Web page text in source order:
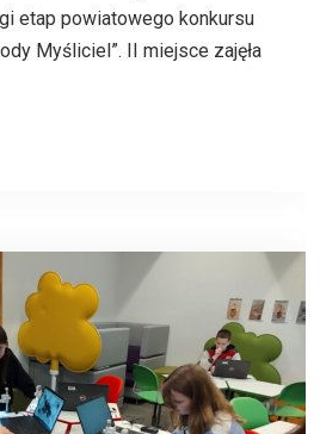
etap powiatowego konkursu
Myśliciel”. II miejsce zajęła